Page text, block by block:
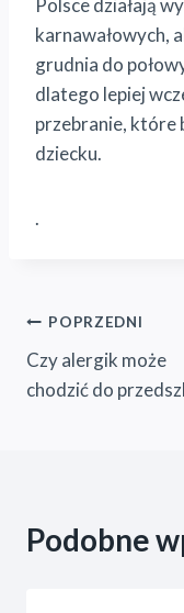
karnawałowych,
grudnia do
dlatego lepiej
przebranie, które
dziecku.
.
Nawigacja
wpisu
POPRZEDNI
Czy alergik może
chodzić do
Podobne